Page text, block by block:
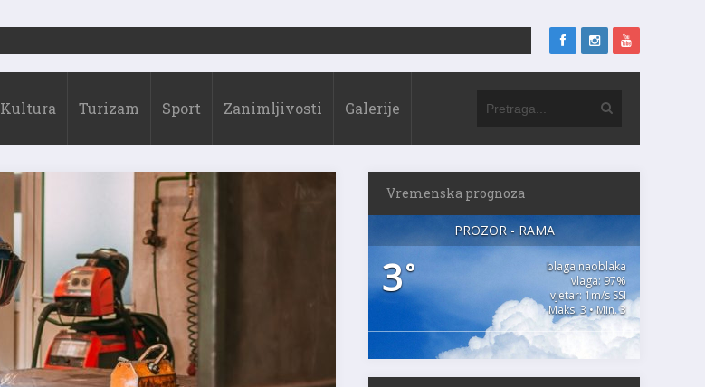
Kultura Turizam Sport Zanimljivosti Galerije
Vremenska prognoza
PROZOR - RAMA
3°
blaga naoblaka
vlaga: 97%
vjetar: 1m/s SSI
Maks. 3 • Min. 3